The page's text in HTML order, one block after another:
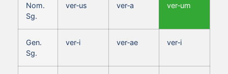
Nom.
Sg.
ver‑us ver‑a ver‑um
Gen.
Sg.
ver‑i ver‑ae ver‑i